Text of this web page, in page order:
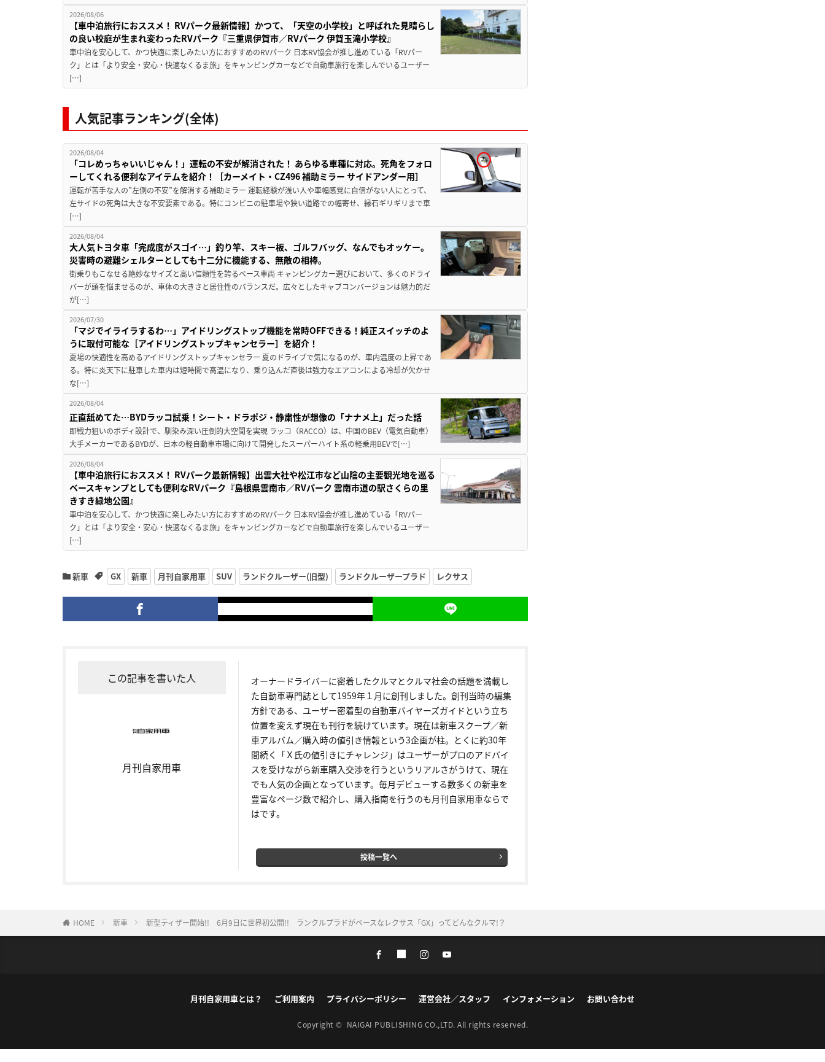
2026/08/06
【車中泊旅行におススメ！ RVパーク最新情報】かつて、「天空の小学校」と呼ばれた見晴らし
の良い校庭が生まれ変わったRVパーク『三重県伊賀市／RVパーク 伊賀玉滝小学校』
車中泊を安心して、かつ快適に楽しみたい方におすすめのRVパーク 日本RV協会が推し進めている「RVパー
ク」とは「より安全・安心・快適なくるま旅」をキャンピングカーなどで自動車旅行を楽しんでいるユーザー
[…]
人気記事ランキング(全体)
2026/08/04
「コレめっちゃいいじゃん！」運転の不安が解消された！ あらゆる車種に対応。死角をフォロ
ーしてくれる便利なアイテムを紹介！［カーメイト・CZ496 補助ミラー サイドアンダー用］
運転が苦手な人の”左側の不安”を解消する補助ミラー 運転経験が浅い人や車幅感覚に自信がない人にとって、
左サイドの死角は大きな不安要素である。特にコンビニの駐車場や狭い道路での幅寄せ、縁石ギリギリまで車
[…]
2026/08/04
大人気トヨタ車「完成度がスゴイ…」釣り竿、スキー板、ゴルフバッグ、なんでもオッケー。
災害時の避難シェルターとしても十二分に機能する、無敵の相棒。
街乗りもこなせる絶妙なサイズと高い信頼性を誇るベース車両 キャンピングカー選びにおいて、多くのドライ
バーが頭を悩ませるのが、車体の大きさと居住性のバランスだ。広々としたキャブコンバージョンは魅力的だ
が[…]
2026/07/30
「マジでイライラするわ…」アイドリングストップ機能を常時OFFできる！純正スイッチのよ
うに取付可能な［アイドリングストップキャンセラー］を紹介！
夏場の快適性を高めるアイドリングストップキャンセラー 夏のドライブで気になるのが、車内温度の上昇であ
る。特に炎天下に駐車した車内は短時間で高温になり、乗り込んだ直後は強力なエアコンによる冷却が欠かせ
な[…]
2026/08/04
正直舐めてた…BYDラッコ試乗！シート・ドラポジ・静粛性が想像の「ナナメ上」だった話
即戦力狙いのボディ設計で、馴染み深い圧倒的大空間を実現 ラッコ（RACCO）は、中国のBEV（電気自動車）
大手メーカーであるBYDが、日本の軽自動車市場に向けて開発したスーパーハイト系の軽乗用BEVで[…]
2026/08/04
【車中泊旅行におススメ！ RVパーク最新情報】出雲大社や松江市など山陰の主要観光地を巡る
ベースキャンプとしても便利なRVパーク『島根県雲南市／RVパーク 雲南市道の駅さくらの里
きすき緑地公園』
車中泊を安心して、かつ快適に楽しみたい方におすすめのRVパーク 日本RV協会が推し進めている「RVパー
ク」とは「より安全・安心・快適なくるま旅」をキャンピングカーなどで自動車旅行を楽しんでいるユーザー
[…]
新車 GX 新車 月刊自家用車 SUV ランドクルーザー(旧型) ランドクルーザープラド レクサス
この記事を書いた人
月刊自家用車
オーナードライバーに密着したクルマとクルマ社会の話題を満載し
た自動車専門誌として1959年１月に創刊しました。創刊当時の編集
方針である、ユーザー密着型の自動車バイヤーズガイドという立ち
位置を変えず現在も刊行を続けています。現在は新車スクープ／新
車アルバム／購入時の値引き情報という3企画が柱。とくに約30年
間続く「Ｘ氏の値引きにチャレンジ」はユーザーがプロのアドバイ
スを受けながら新車購入交渉を行うというリアルさがうけて、現在
でも人気の企画となっています。毎月デビューする数多くの新車を
豊富なページ数で紹介し、購入指南を行うのも月刊自家用車ならで
はです。
投稿一覧へ
HOME 新車 新型ティザー開始!! 6月9日に世界初公開!! ランクルプラドがベースなレクサス「GX」ってどんなクルマ!？
月刊自家用車とは？ ご利用案内 プライバシーポリシー 運営会社／スタッフ インフォメーション お問い合わせ
Copyright © NAIGAI PUBLISHING CO.,LTD. All rights reserved.